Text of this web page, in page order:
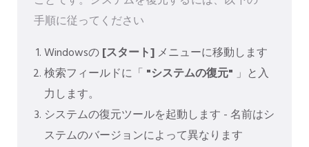
手順に従ってください
Windowsの[スタート] メニューに移動します
検索フィールドに「 "システムの復元" 」と入
力します。
システムの復元ツールを起動します - 名前はシ
ステムのバージョンによって異なります